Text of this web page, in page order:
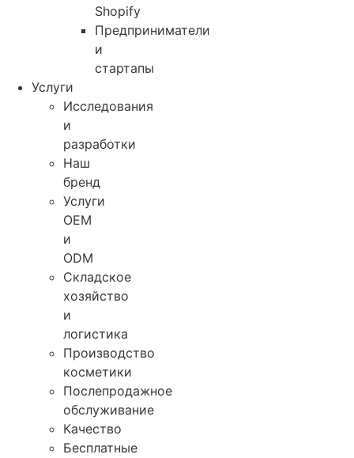
Shopify
Предприниматели
и
стартапы
Услуги
Исследования
и
разработки
Наш
бренд
Услуги
OEM
и
ODM
Складское
хозяйство
и
логистика
Производство
косметики
Послепродажное
обслуживание
Качество
Бесплатные